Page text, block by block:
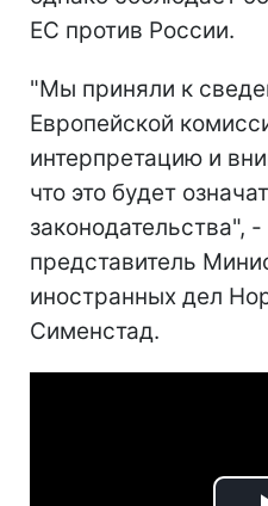
ЕС против России.
"Мы приняли к
Европейской
интерпретацию и
что это будет
законодательства",
представитель
иностранных дел
Сименстад.